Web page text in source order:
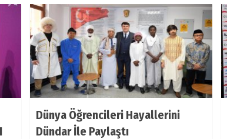
Dünya Öğrencileri Hayallerini
Dündar İle Paylaştı